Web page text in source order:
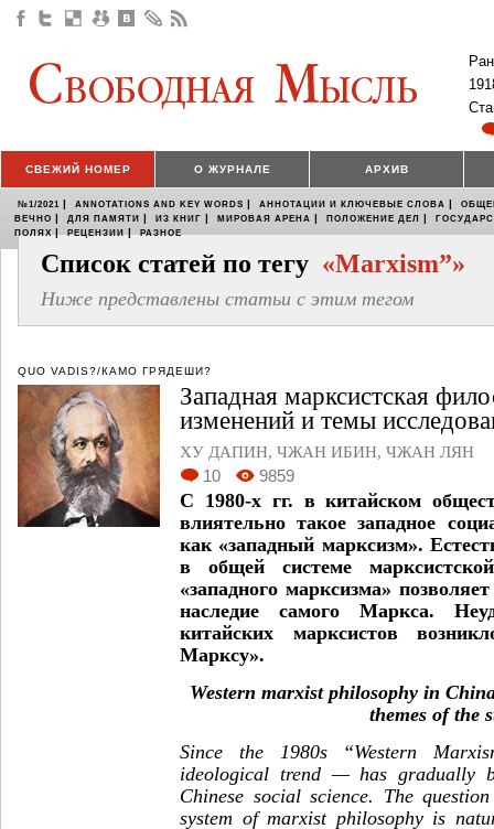
СВЕЖИЙ НОМЕР О ЖУРНАЛЕ АРХИВ
№1/2021 | ANNOTATIONS AND KEY WORDS | АННОТАЦИИ И КЛЮЧЕВЫЕ СЛОВА |
ВЕЧНО | ДЛЯ ПАМЯТИ | ИЗ КНИГ | МИРОВАЯ АРЕНА | ПОЛОЖЕНИЕ ДЕЛ |
ПОЛЯХ | РЕЦЕНЗИИ | РАЗНОЕ
Список статей по тегу «Marxism”»
Ниже представлены статьи с этим тегом
QUO VADIS?/КАМО ГРЯДЕШИ?
Западная марксистская
изменений и темы
ХУ ДАПИН, ЧЖАН ИБИН, ЧЖАН ЛЯН
10 9859
С 1980-х гг. в китайском
влиятельно такое западное
как «западный марксизм».
в общей системе
«западного марксизма»
наследие самого Маркса.
китайских марксистов
Марксу».
Western marxist philosophy in
themes of the
Since the 1980s “Western
ideological trend — has gradually
Chinese social science. The
system of marxist philosophy is